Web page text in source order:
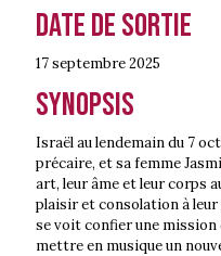
Date de sortie
17 septembre2025
Synopsis
Israël au lendemain du 7
précaire, et sa femme
art, leur âme et leur corps
plaisir et consolation à leur
se voit confier une mission
mettre en musique un